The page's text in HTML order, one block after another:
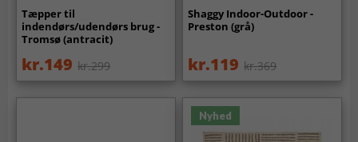
Tæpper til
indendørs/udendørs brug -
Tromsø (antracit)
kr.149 kr.299
Shaggy Indoor-Outdoor -
Preston (grå)
kr.119 kr.369
Nyhed